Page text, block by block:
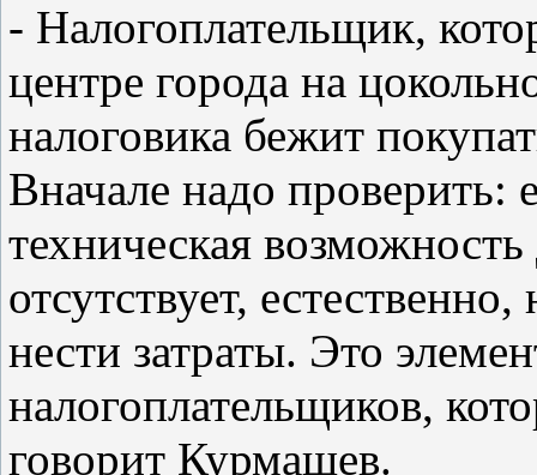
- Налогоплательщик,
центре города на
налоговика бежит
Вначале надо проверить:
техническая
отсутствует,
нести затраты. Это
налогоплательщиков,
говорит Курмашев.